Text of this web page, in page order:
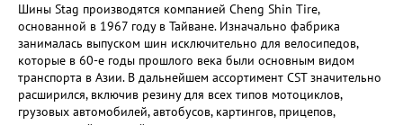
Шины Stag производятся компанией Cheng Shin Tire,
основанной в 1967 году в Тайване. Изначально фабрика
занималась выпуском шин исключительно для велосипедов,
которые в 60-е годы прошлого века были основным видом
транспорта в Азии. В дальнейшем ассортимент CST значительно
расширился, включив резину для всех типов мотоциклов,
грузовых автомобилей, автобусов, картингов, прицепов,